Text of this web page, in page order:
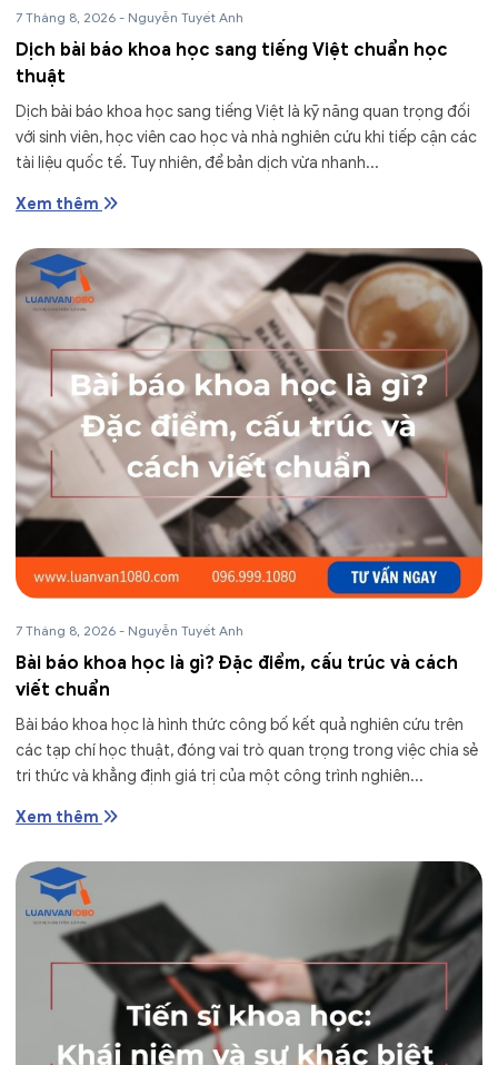
7 Tháng 8, 2026 - Nguyễn Tuyết Anh
Dịch bài báo khoa học sang tiếng Việt chuẩn học
thuật
Dịch bài báo khoa học sang tiếng Việt là kỹ năng quan trọng đối
với sinh viên, học viên cao học và nhà nghiên cứu khi tiếp cận các
tài liệu quốc tế. Tuy nhiên, để bản dịch vừa nhanh...
Xem thêm
7 Tháng 8, 2026 - Nguyễn Tuyết Anh
Bài báo khoa học là gì? Đặc điểm, cấu trúc và cách
viết chuẩn
Bài báo khoa học là hình thức công bố kết quả nghiên cứu trên
các tạp chí học thuật, đóng vai trò quan trọng trong việc chia sẻ
tri thức và khẳng định giá trị của một công trình nghiên...
Xem thêm